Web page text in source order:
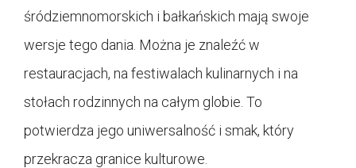
śródziemnomorskich i bałkańskich mają swoje
wersje tego dania. Można je znaleźć w
restauracjach, na festiwalach kulinarnych i na
stołach rodzinnych na całym globie. To
potwierdza jego uniwersalność i smak, który
przekracza granice kulturowe.